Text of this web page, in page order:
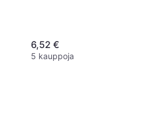
6,52 €
5 kauppoja